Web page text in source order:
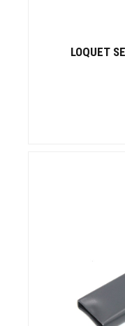
LOQUET